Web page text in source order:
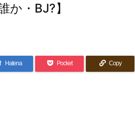
か・BJ?】
Hatena Pocket Copy